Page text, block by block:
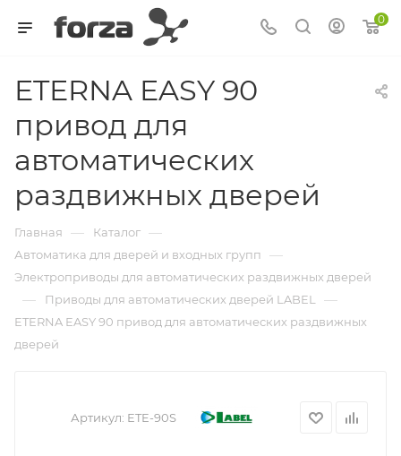
0
ETERNA EASY 90
привод для
автоматических
раздвижных дверей
Главная — Каталог —
Автоматика для дверей и входных групп —
Электроприводы для автоматических раздвижных дверей
— Приводы для автоматических дверей LABEL —
ETERNA EASY 90 привод для автоматических раздвижных
дверей
Артикул: ETE-90S